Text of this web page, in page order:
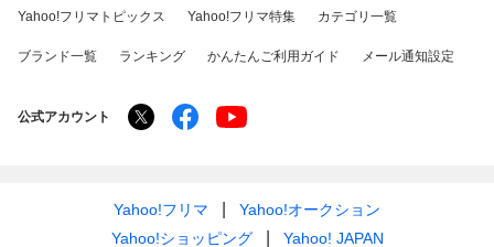
Yahoo!フリマトピックス Yahoo!フリマ特集 カテゴリ一覧
ブランド一覧 ランキング かんたんご利用ガイド メール通知設定
公式アカウント
Yahoo!フリマ
Yahoo!オークション
Yahoo!ショッピング
Yahoo! JAPAN